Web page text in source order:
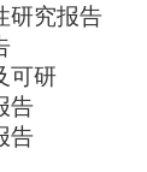
研究报告
可研
告
告